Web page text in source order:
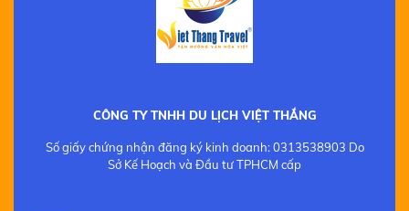
CÔNG TY TNHH DU LỊCH VIỆT THẮNG
Số giấy chứng nhận đăng ký kinh doanh: 0313538903 Do
Sở Kế Hoạch và Đầu tư TPHCM cấp